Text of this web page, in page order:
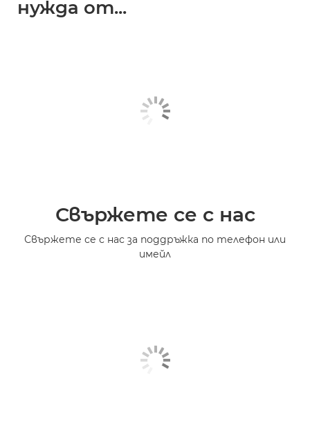
нужда от...
Свържете се с нас
Свържете се с нас за поддръжка по телефон или
имейл